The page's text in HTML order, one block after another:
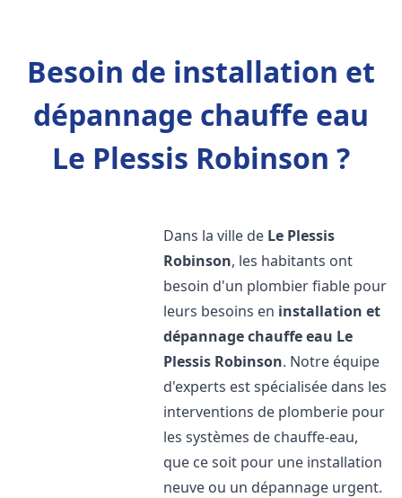
Besoin de installation et
dépannage chauffe eau
Le Plessis Robinson ?
Dans la ville de Le Plessis
Robinson, les habitants ont
besoin d'un plombier fiable pour
leurs besoins en installation et
dépannage chauffe eau Le
Plessis Robinson. Notre équipe
d'experts est spécialisée dans les
interventions de plomberie pour
les systèmes de chauffe-eau,
que ce soit pour une installation
neuve ou un dépannage urgent.